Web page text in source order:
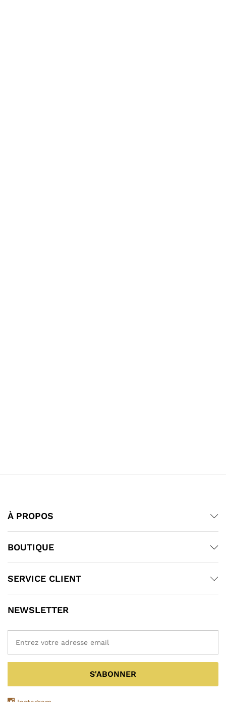
À PROPOS
BOUTIQUE
SERVICE CLIENT
NEWSLETTER